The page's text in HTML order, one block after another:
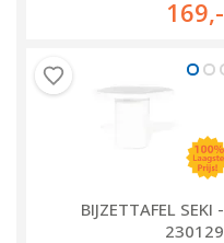
169,-
BIJZETTAFEL SEKI -
230129